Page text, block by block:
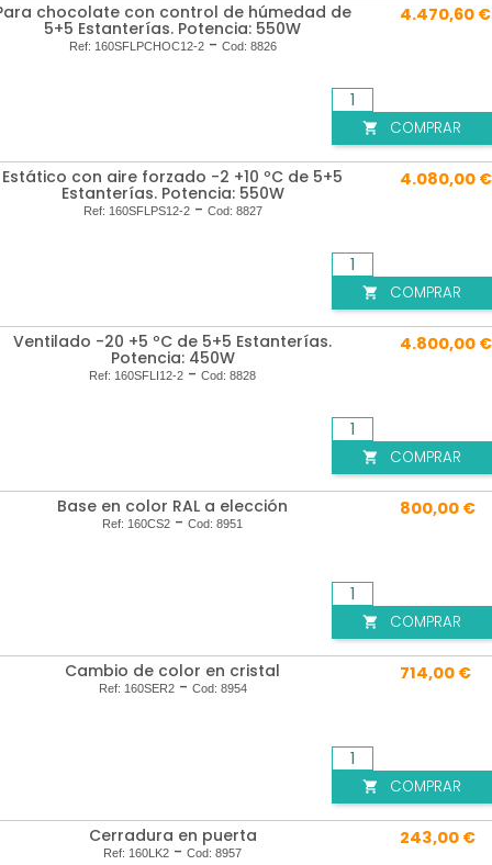
chocolate con control de húmedad de
5+5 Estanterías. Potencia: 550W
Ref: 160SFLPCHOC12-2- Cod: 8826
4.470,60 €
 COMPRAR
Estático con aire forzado -2 +10 ºC de 5+5
Estanterías. Potencia: 550W
Ref: 160SFLPS12-2- Cod: 8827
4.080,00 €
 COMPRAR
Ventilado -20 +5 ºC de 5+5 Estanterías.
Potencia: 450W
Ref: 160SFLI12-2 - Cod: 8828
4.800,00 €
 COMPRAR
Base en color RAL a elección
Ref: 160CS2 - Cod: 8951
800,00 €
 COMPRAR
Cambio de color en cristal
Ref: 160SER2- Cod: 8954
714,00 €
 COMPRAR
Cerradura en puerta
Ref: 160LK2 - Cod: 8957
243,00 €